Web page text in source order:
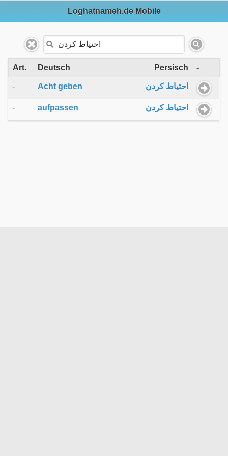
Loghatnameh.de Mobile
Art. Deutsch Persisch -
- Acht geben احتیاط کردن
- aufpassen احتیاط کردن